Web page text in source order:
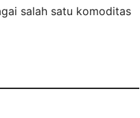
salah satu komoditas